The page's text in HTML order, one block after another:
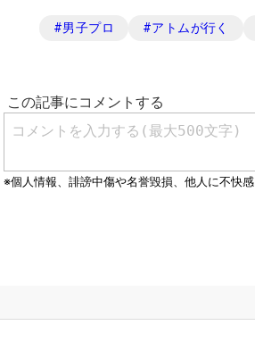
#男子プロ #アトムが行く